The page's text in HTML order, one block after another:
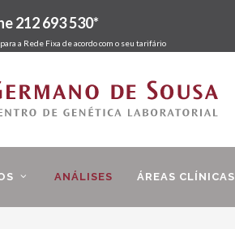
212 693 530*
a Rede Fixa de acordo com o seu tarifário
ANÁLISES ÁREAS CLÍNICAS